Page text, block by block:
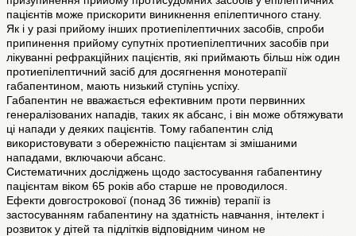
пацієнтів може прискорити виникнення епілептичного стану.
Як і у разі прийому інших протиепілептичних засобів, спроби
припинення прийому супутніх протиепілептичних засобів при
лікуванні рефракційних пацієнтів, які приймають більш ніж один
протиепілептичний засіб для досягнення монотерапії
габапентином, мають низький ступінь успіху.
Габапентин не вважається ефективним проти первинних
генералізованих нападів, таких як абсанс, і він може обтяжувати
ці напади у деяких пацієнтів. Тому габапентин слід
використовувати з обережністю пацієнтам зі змішаними
нападами, включаючи абсанс.
Систематичних досліджень щодо застосування габапентину
пацієнтам віком 65 років або старше не проводилося.
Ефекти довгострокової (понад 36 тижнів) терапії із
застосуванням габапентину на здатність навчання, інтелект і
розвиток у дітей та підлітків відповідним чином не